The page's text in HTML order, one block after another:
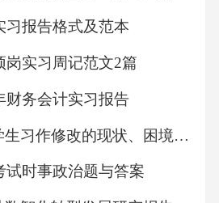
危害纤维原料应以植物纤
习报告格式及范本
岗实习周记范文2篇
财务会计实习报告
小学高年级学生习作修改的现状、困境与突破路径研究
试时事政治题与答案